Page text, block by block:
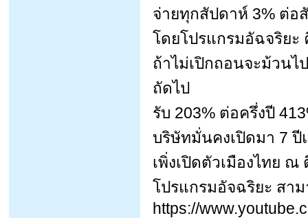
จ่ายทุกสัปดาห์ 3% ต่อ
โดยโปรแกรมอัฉจริยะ
ถ้าไม่เปิกถอนจะม้วนไ
ถัดไป
รับ 203% ต่อครึ่งปี
บริษัทมั่นคงเปิดมา 7
เพิ่งเปิดตัวเมืองไทย
โปรแกรมอัจฉริยะ สา
https://